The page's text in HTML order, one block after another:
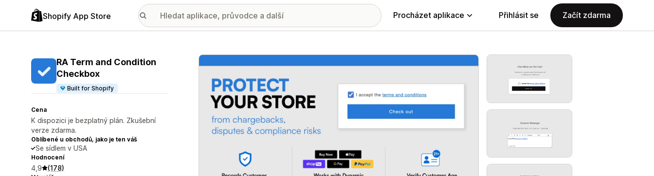
Shopify App Store Procházet aplikace Přihlásit se Začít zdarma
RA Term and Condition
Checkbox
Built for Shopify
Cena
K dispozici je bezplatný plán. Zkušební
verze zdarma.
Oblíbené u obchodů, jako je ten váš
Se sídlem v USA
Hodnocení
4,9 (178)
Galerie propagovaných obrázků